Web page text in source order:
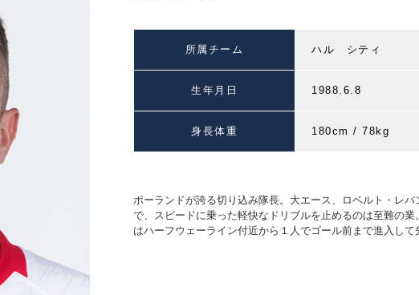
所属チーム ハル シティ
生年月日 1988.6.8
身長体重 180cm / 78kg
ポーランドが誇る切り込み隊長。大エース、ロベルト・レ
で、スピードに乗った軽快なドリブルを止めるのは至難の
はハーフウェーライン付近から１人でゴール前まで進入して